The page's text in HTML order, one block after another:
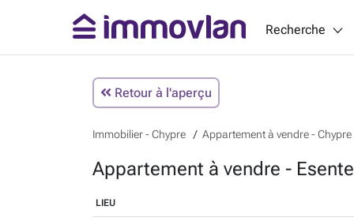
Recherche
Retour à l'aperçu
Immobilier - Chypre Appartement à vendre - Chypre
Appartement à vendre -
LIEU